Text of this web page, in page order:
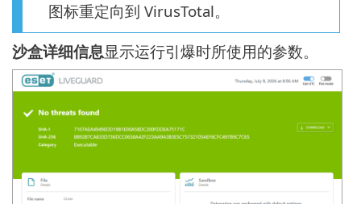
图标重定向到 VirusTotal。
沙盒详细信息显示运行引爆时所使用的参数。